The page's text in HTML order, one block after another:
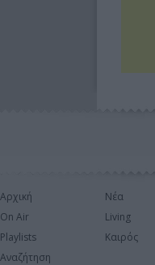
Αρχική
On Air
Playlists
Αναζήτηση
Νέα
Living
Καιρός